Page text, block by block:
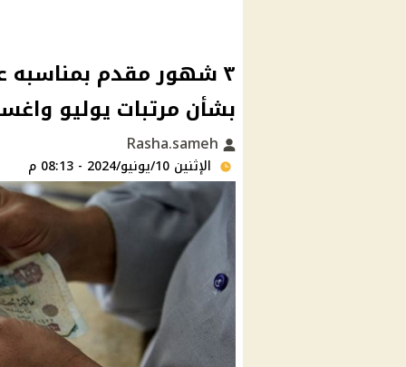
٣ شهور مقدم بمناسبه
بشأن مرتبات يوليو
الإثنين 10/يونيو/2024 - 08:13 م